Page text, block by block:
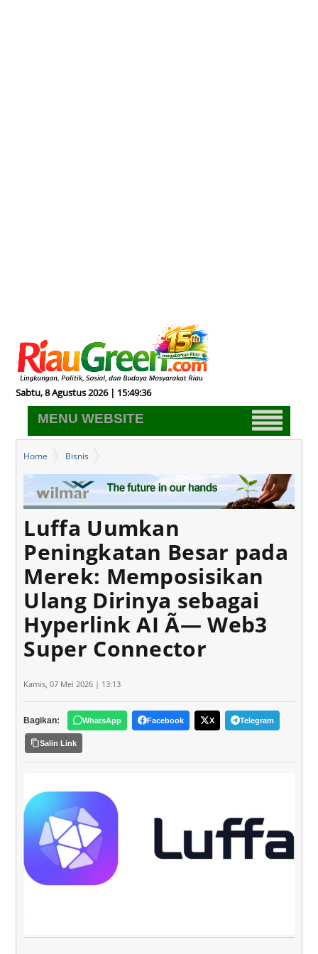
Sabtu, 8 Agustus 2026 | 15:49:37
MENU WEBSITE
Home
Bisnis
Luffa Uumkan Peningkatan Besar pada Merek: Memposisikan
Ulang Dirinya sebagai Hyperlink AI Ã— Web3 Super Connector
Luffa Uumkan
Peningkatan Besar pada
Merek: Memposisikan
Ulang Dirinya sebagai
Hyperlink AI Ã— Web3
Super Connector
Kamis, 07 Mei 2026 | 13:13
Bagikan: WhatsApp Facebook X Telegram
Salin Link